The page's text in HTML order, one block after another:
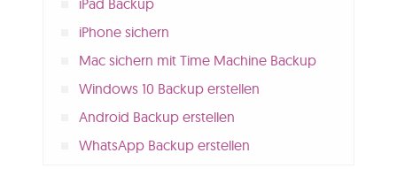
iPhone sichern
Mac sichern mit Time Machine Backup
Windows 10 Backup erstellen
Android Backup erstellen
WhatsApp Backup erstellen